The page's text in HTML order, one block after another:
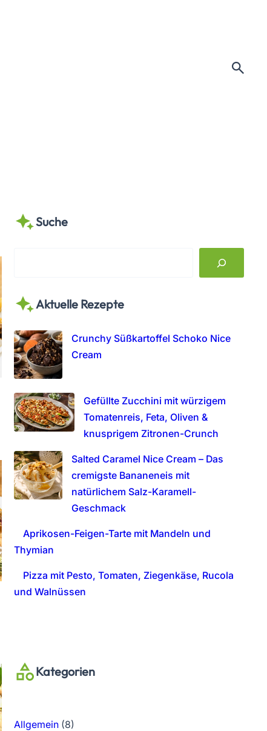
Suche
r
h
Aktuelle Rezepte
Crunchy Süßkartoffel Schoko Nice
Cream
Gefüllte Zucchini mit würzigem
Tomatenreis, Feta, Oliven &
knusprigem Zitronen-Crunch
Salted Caramel Nice Cream – Das
cremigste Bananeneis mit
natürlichem Salz-Karamell-
Geschmack
Aprikosen-Feigen-Tarte mit Mandeln und
Thymian
Pizza mit Pesto, Tomaten, Ziegenkäse, Rucola
und Walnüssen
Kategorien
Allgemein(8)